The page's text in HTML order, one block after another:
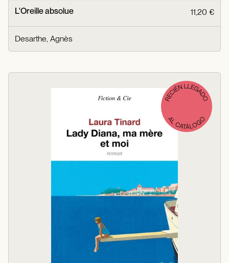
L'Oreille absolue 11,20 €
Desarthe, Agnès